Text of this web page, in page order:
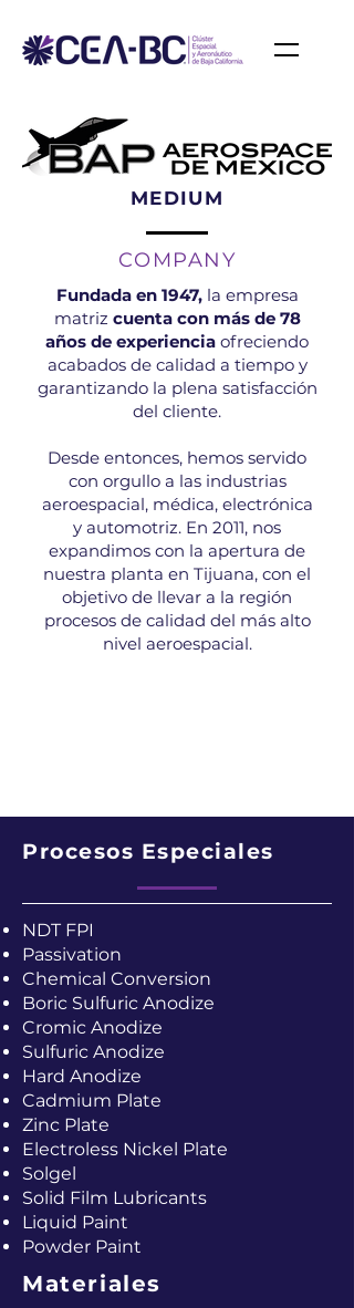
MEDIUM
COMPANY
Fundada en 1947, la empresa
matriz cuenta con más de 78
años de experiencia ofreciendo
acabados de calidad a tiempo y
garantizando la plena satisfacción
del cliente.
Desde entonces, hemos servido
con orgullo a las industrias
aeroespacial, médica, electrónica
y automotriz. En 2011, nos
expandimos con la apertura de
nuestra planta en Tijuana, con el
objetivo de llevar a la región
procesos de calidad del más alto
nivel aeroespacial.
Procesos Especiales
NDT FPI
Passivation
Chemical Conversion
Boric Sulfuric Anodize
Cromic Anodize
Sulfuric Anodize
Hard Anodize
Cadmium Plate
Zinc Plate
Electroless Nickel Plate
Solgel
Solid Film Lubricants
Liquid Paint
Powder Paint
Materiales